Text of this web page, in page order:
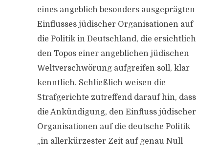
eines angeblich besonders ausgeprägten
Einflusses jüdischer Organisationen auf
die Politik in Deutschland, die ersichtlich
den Topos einer angeblichen jüdischen
Weltverschwörung aufgreifen soll, klar
kenntlich. Schließlich weisen die
Strafgerichte zutreffend darauf hin, dass
die Ankündigung, den Einfluss jüdischer
Organisationen auf die deutsche Politik
„in allerkürzester Zeit auf genau Null